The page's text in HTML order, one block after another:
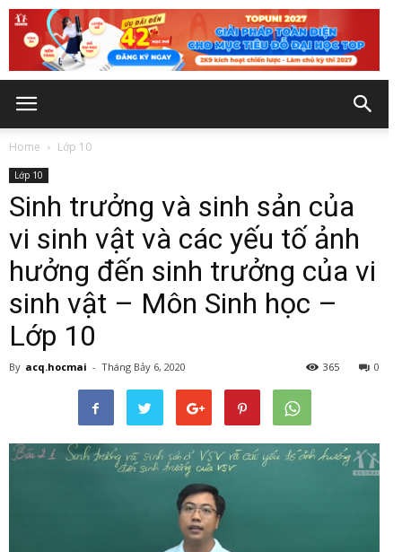
Home Lớp 10
Lớp 10
Sinh trưởng và sinh sản của
vi sinh vật và các yếu tố ảnh
hưởng đến sinh trưởng của vi
sinh vật – Môn Sinh học –
Lớp 10
By acq.hocmai - Tháng Bảy 6, 2020 0
365